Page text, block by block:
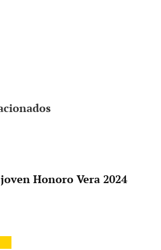
Honoro Vera 2024